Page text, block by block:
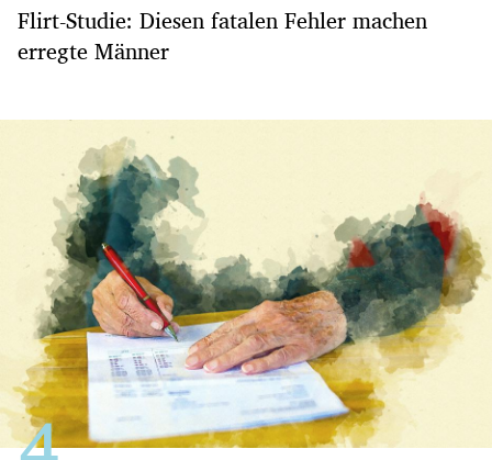
Flirt-Studie: Diesen fatalen Fehler machen
erregte Männer